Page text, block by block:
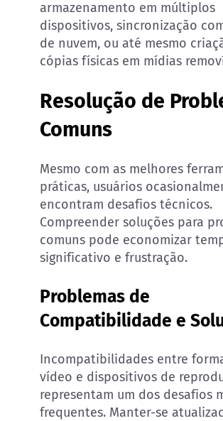
armazenamento em múltiplos
dispositivos, sincronização
de nuvem, ou até mesmo
cópias físicas em mídias
Resolução de
Comuns
Mesmo com as melhores
práticas, usuários
encontram desafios técnicos.
Compreender soluções para
comuns pode economizar
significativo e frustração.
Problemas de
Compatibilidade e
Incompatibilidades entre
vídeo e dispositivos de
representam um dos desafios
frequentes. Manter-se